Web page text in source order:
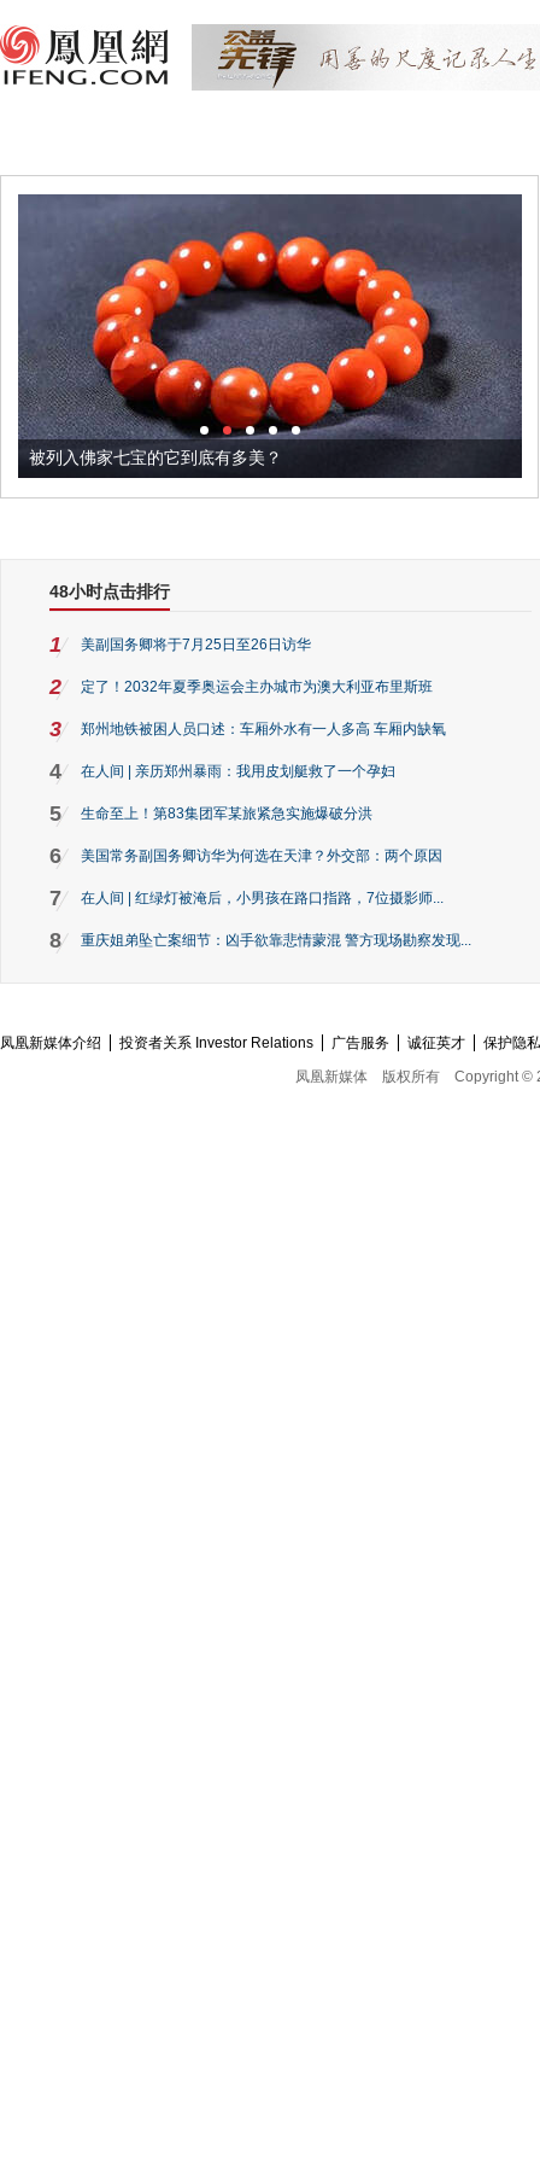
被列入佛家七宝的它到底有多美？
48小时点击排行
1 美副国务卿将于7月25日至26日访华
2 定了！2032年夏季奥运会主办城市为澳大利亚布里斯班
3 郑州地铁被困人员口述：车厢外水有一人多高 车厢内缺氧
4 在人间 | 亲历郑州暴雨：我用皮划艇救了一个孕妇
5 生命至上！第83集团军某旅紧急实施爆破分洪
6 美国常务副国务卿访华为何选在天津？外交部：两个原因
7 在人间 | 红绿灯被淹后，小男孩在路口指路，7位摄影师...
8 重庆姐弟坠亡案细节：凶手欲靠悲情蒙混 警方现场勘察发现...
凤凰新媒体介绍 投资者关系 Investor Relations 广告服务 诚征英才
保护隐
凤凰新媒体
版权所有 Copyright ©